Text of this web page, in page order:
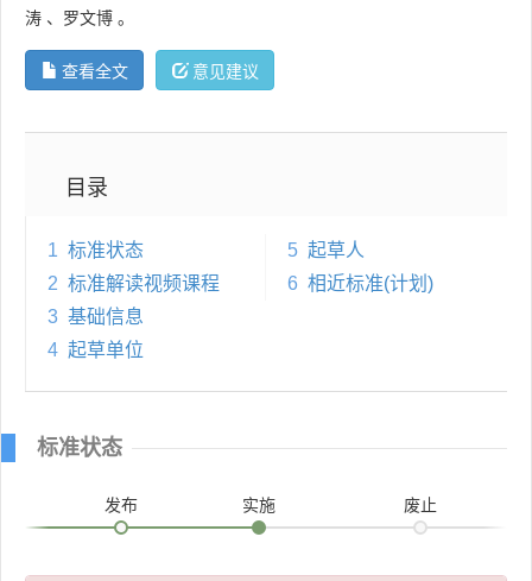
涛 、 罗文博 。
查看全文 意见建议
目录
1 标准状态
2 标准解读视频课程
3 基础信息
4 起草单位
5 起草人
6 相近标准(计划)
标准状态
发布 实施 废止